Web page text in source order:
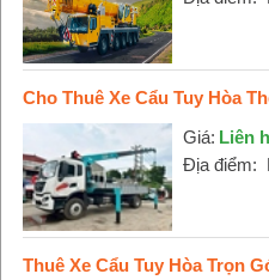
Cho Thuê Xe Cẩu Tuy Hòa
Giá: Liên
Địa điểm:
Thuê Xe Cẩu Tuy Hòa Trọn